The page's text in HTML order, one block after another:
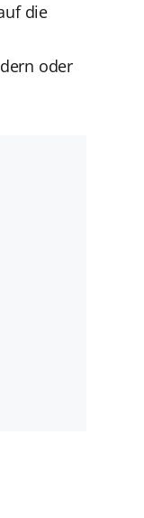
die
oder